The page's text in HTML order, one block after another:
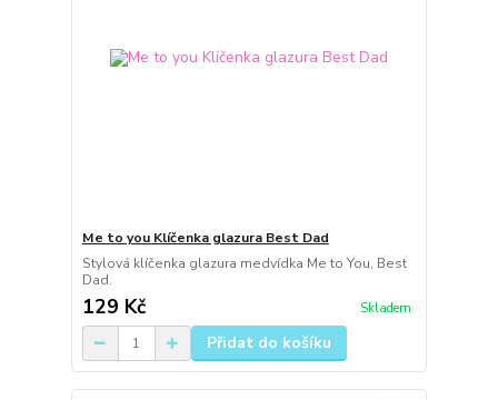
Me to you Klíčenka glazura Best Dad
Stylová klíčenka glazura medvídka Me to You, Best
Dad.
129 Kč Skladem
Přidat do košíku